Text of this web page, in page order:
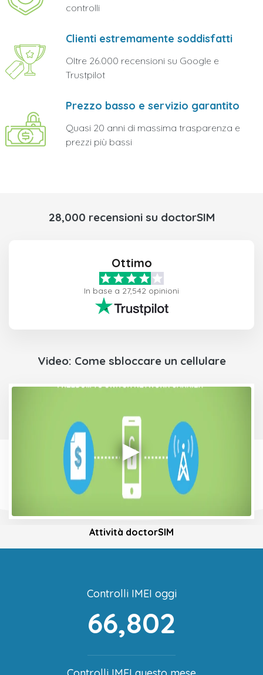
controlli
Clienti estremamente soddisfatti
Oltre 26.000 recensioni su Google e
Trustpilot
Prezzo basso e servizio garantito
Quasi 20 anni di massima trasparenza e
prezzi più bassi
28,000 recensioni su doctorSIM
Ottimo
In base a 27,542 opinioni
Video: Come sbloccare un cellulare
Attività doctorSIM
Controlli IMEI oggi
66,802